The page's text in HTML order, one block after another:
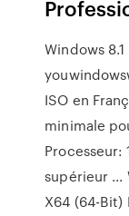
Windows
ISO en
minimale
Processeur:
supérieur ...
X64 (64-Bit)